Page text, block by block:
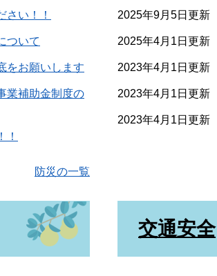
さい！！
ついて
をお願いします
業補助金制度の
！
防災の一覧
2025年9月5日更新
2025年4月1日更新
2023年4月1日更新
2023年4月1日更新
2023年4月1日更新
交通安全